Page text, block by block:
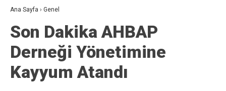
Ana Sayfa › Genel
Son Dakika AHBAP
Derneği Yönetimine
Kayyum Atandı